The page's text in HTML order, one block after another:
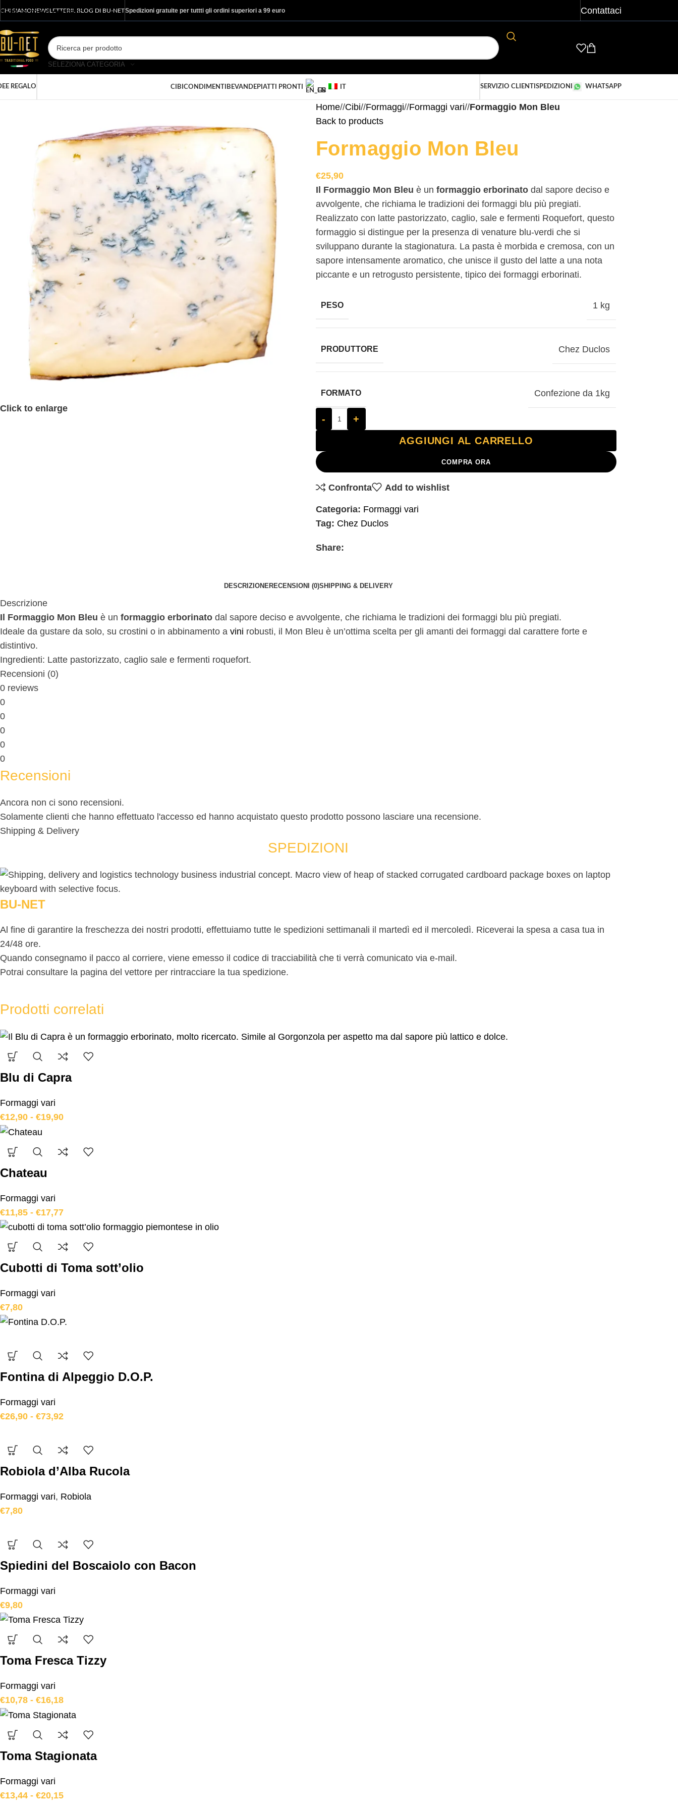
Skip to main content
CHI SIAMONEWSLETTERIL BLOG DI BU-NETSpedizioni gratuite per tuttti gli ordini superiori a 99 euro Contattaci
SELEZIONA CATEGORIA
REGALO CIBI CONDIMENTI BEVANDEPIATTI PRONTI
EN
IT SERVIZIO CLIENTI SPEDIZIONI WHATSAPP
Click to enlarge
Home/ Cibi/ Formaggi/ Formaggi vari/ Formaggio Mon Bleu
Back to products
Formaggio Mon Bleu
€25,90
Il Formaggio Mon Bleu è un formaggio erborinatodal sapore deciso e
avvolgente, che richiama le tradizioni dei formaggi blu più pregiati.
Realizzato con latte pastorizzato, caglio, sale e fermenti Roquefort, questo
formaggio si distingue per la presenza di venature blu-verdi che si
sviluppano durante la stagionatura. La pasta è morbida e cremosa, con un
sapore intensamente aromatico, che unisce il gusto del latte a una nota
piccante e un retrogusto persistente, tipico dei formaggi erborinati.
PESO 1 kg
PRODUTTORE Chez Duclos
FORMATO Confezione da 1kg
-
+
AGGIUNGI AL CARRELLO
COMPRA ORA
Confronta Add to wishlist
Categoria: Formaggi vari
Tag: Chez Duclos
Share:
DESCRIZIONERECENSIONI (0)SHIPPING & DELIVERY
Descrizione
Il Formaggio Mon Bleu è un formaggio erborinato dal sapore deciso e avvolgente, che richiama le tradizioni dei formaggi blu più pregiati.
Ideale da gustare da solo, su crostini o in abbinamento a vini robusti, il Mon Bleu è un’ottima scelta per gli amanti dei formaggi dal carattere forte e
distintivo.
Ingredienti: Latte pastorizzato, caglio sale e fermenti roquefort.
Recensioni (0)
0 reviews
0
0
0
0
0
Recensioni
Ancora non ci sono recensioni.
Solamente clienti che hanno effettuato l'accesso ed hanno acquistato questo prodotto possono lasciare una recensione.
Shipping & Delivery
SPEDIZIONI
BU-NET
Al fine di garantire la freschezza dei nostri prodotti, effettuiamo tutte le spedizioni settimanali il martedì ed il mercoledì. Riceverai la spesa a casa tua in
24/48 ore.
Quando consegnamo il pacco al corriere, viene emesso il codice di tracciabilità che ti verrà comunicato via e-mail.
Potrai consultare la pagina del vettore per rintracciare la tua spedizione.
Prodotti correlati
Blu di Capra
Formaggi vari
€12,90 - €19,90
Chateau
Formaggi vari
€11,85 - €17,77
Cubotti di Toma sott’olio
Formaggi vari
€7,80
Fontina di Alpeggio D.O.P.
Formaggi vari
€26,90 - €73,92
Robiola d’Alba Rucola
Formaggi vari, Robiola
€7,80
Spiedini del Boscaiolo con Bacon
Formaggi vari
€9,80
Toma Fresca Tizzy
Formaggi vari
€10,78 - €16,18
Toma Stagionata
Formaggi vari
€13,44 - €20,15